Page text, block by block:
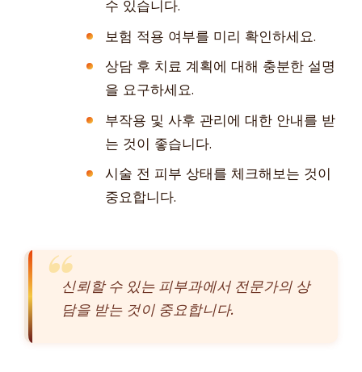
수 있습니다.
보험 적용 여부를 미리 확인하세요.
상담 후 치료 계획에 대해 충분한 설명
을 요구하세요.
부작용 및 사후 관리에 대한 안내를 받
는 것이 좋습니다.
시술 전 피부 상태를 체크해보는 것이
중요합니다.
신뢰할 수 있는 피부과에서 전문가의 상
담을 받는 것이 중요합니다.